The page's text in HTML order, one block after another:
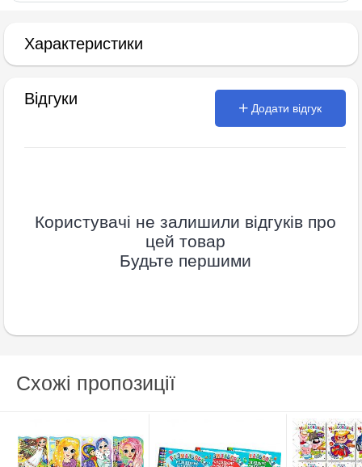
Характеристики
Відгуки
Додати відгук
Користувачі не залишили відгуків про
цей товар
Будьте першими
Схожі пропозиції